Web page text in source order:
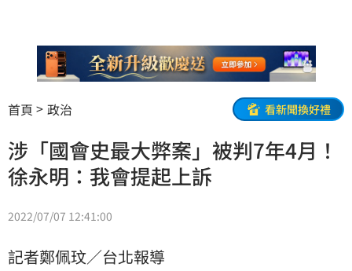
首頁 政治 看新聞換好禮
涉「國會史最大弊案」被判7年4月！
徐永明：我會提起上訴
2022/07/07 12:41:00
記者鄭佩玟／台北報導